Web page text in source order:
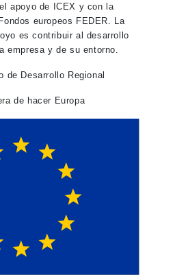
apoyo de ICEX y con la
europeos FEDER. La
es contribuir al desarrollo
empresa y de su entorno.
de Desarrollo Regional
de hacer Europa